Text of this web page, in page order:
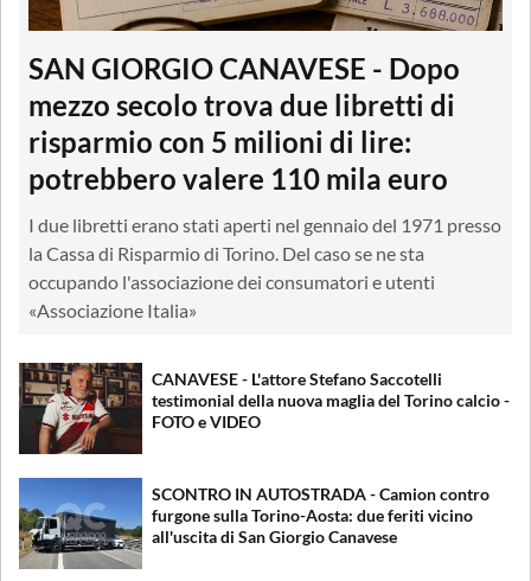
SAN GIORGIO CANAVESE - Dopo
mezzo secolo trova due libretti di
risparmio con 5 milioni di lire:
potrebbero valere 110 mila euro
I due libretti erano stati aperti nel gennaio del 1971 presso
la Cassa di Risparmio di Torino. Del caso se ne sta
occupando l'associazione dei consumatori e utenti
«Associazione Italia»
CANAVESE - L'attore Stefano Saccotelli
testimonial della nuova maglia del Torino calcio -
FOTO e VIDEO
SCONTRO IN AUTOSTRADA - Camion contro
furgone sulla Torino-Aosta: due feriti vicino
all'uscita di San Giorgio Canavese